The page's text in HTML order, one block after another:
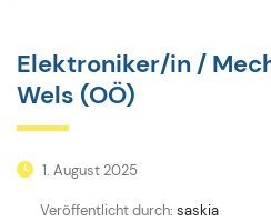
Elektroniker/in /
Wels (OÖ)
1. August 2025
Veröffentlicht durch: saskia